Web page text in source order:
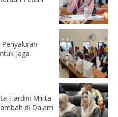
Jaga
Hardini Minta
di Dalam